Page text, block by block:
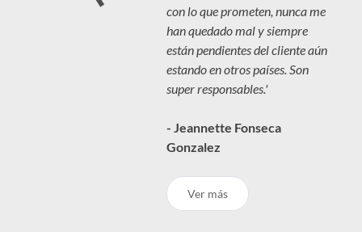
con lo que prometen, nunca me
han quedado mal y siempre
están pendientes del cliente aún
estando en otros países. Son
super responsables.'
- Jeannette Fonseca
Gonzalez
Ver más